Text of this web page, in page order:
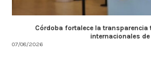
Córdoba fortalece la
internacionales
07/08/2026